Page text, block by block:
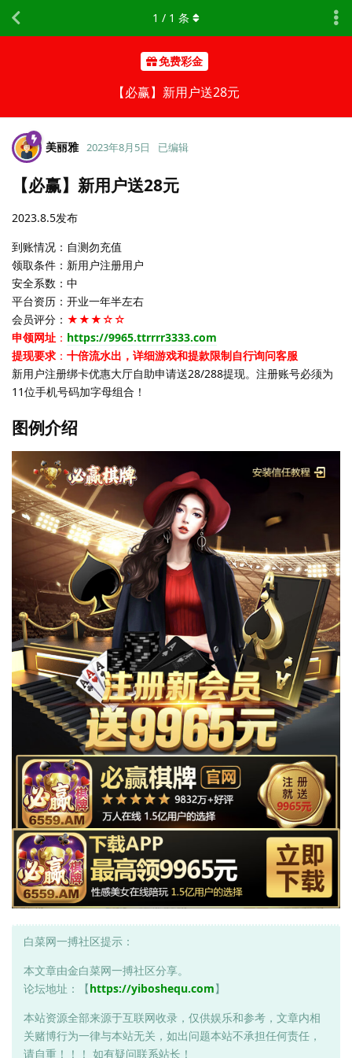
免费彩金
【必赢】新用户送28元
1 / 1 条
美丽雅 2023年8月5日 已编辑
【必赢】新用户送28元
2023.8.5发布
到账情况：自测勿充值
领取条件：新用户注册用户
安全系数：中
平台资历：开业一年半左右
会员评分： ★★★☆☆
申领网址 ： https://9965.ttrrrr3333.com
提现要求 ： 十倍流水出，详细游戏和提款限制自行询问客服
新用户注册绑卡优惠大厅自助申请送28/288提现。注册账号必须为
11位手机号码加字母组合！
图例介绍
白菜网一搏社区提示：
本文章由金白菜网一搏社区分享。
论坛地址：【https://yiboshequ.com】
本站资源全部来源于互联网收录，仅供娱乐和参考，文章内相
关赌博行为一律与本站无关，如出问题本站不承担任何责任，
请自重！！！ 如有疑问联系站长！